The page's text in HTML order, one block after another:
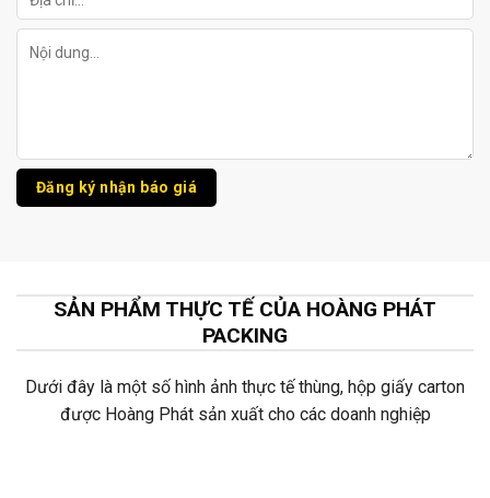
SẢN PHẨM THỰC TẾ CỦA HOÀNG PHÁT
PACKING
Dưới đây là một số hình ảnh thực tế thùng, hộp giấy carton
được Hoàng Phát sản xuất cho các doanh nghiệp